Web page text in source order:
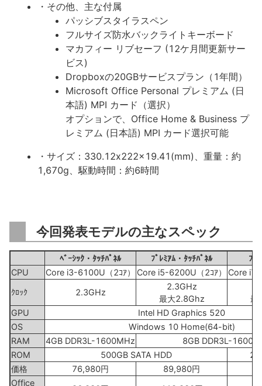
・その他、主な付属
パッシブスタイラスペン
フルサイズ防水バックライトキーボード
マカフィー リブセーフ (12ケ月間更新サー
ビス)
Dropboxの20GBサービスプラン（1年間）
Microsoft Office Personal プレミアム (日
本語) MPI カード（選択）
オプションで、Office Home & Business プ
レミアム (日本語) MPI カード選択可能
・サイズ：330.12x222x19.41(mm)、重量：約
1,670g、駆動時間：約6時間
今回発表モデルの主なスペック
ﾍﾞｰｼｯｸ・ﾀｯﾁﾊﾟﾈﾙ ﾌﾟﾚﾐｱﾑ・ﾀｯﾁﾊﾟﾈﾙ
ﾌﾟ
CPU
Core i3-6100U（2ｺｱ） Core i5-6200U（2ｺｱ）
Core i7-
ｸﾛｯｸ
2.3GHz
2.3GHz
最大2.8Ghz
最
GPU
Intel HD Graphics 520
OS
Windows 10 Home(64-bit)
RAM
4GB DDR3L-1600MHz
8GB DDR3L-
ROM
500GB SATA HDD
価格
76,980円 89,980円
Office